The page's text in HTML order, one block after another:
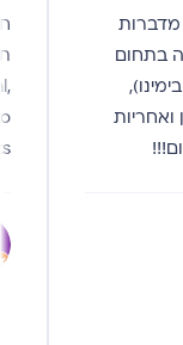
מדברות
בתחום
ואחריות